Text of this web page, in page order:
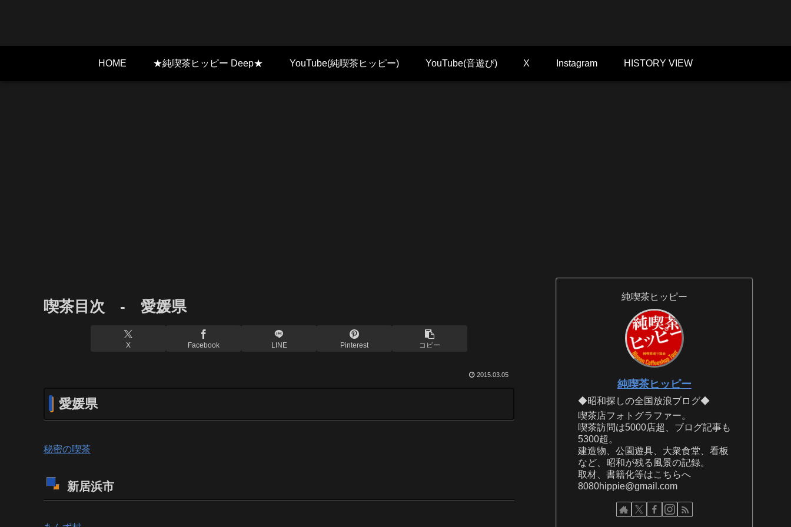
HOME ★純喫茶ヒッピー Deep★ YouTube(純喫茶ヒッピー) YouTube(音遊び) X Instagram HISTORY VIEW
喫茶目次 - 愛媛県
X Facebook LINE Pinterest コピー
2015.03.05
愛媛県
秘密の喫茶
新居浜市
純喫茶ヒッピー
純喫茶ヒッピー
◆昭和探しの全国放浪ブログ◆
喫茶店フォトグラファー。
喫茶訪問は5000店超、ブログ記事も
5300超。
建造物、公園遊具、大衆食堂、看板
など、昭和が残る風景の記録。
取材、書籍化等はこちらへ
8080hippie@gmail.com